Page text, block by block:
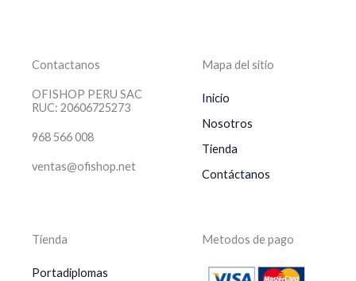
Contactanos
OFISHOP PERU SAC
RUC: 20606725273
968 566 008
ventas@ofishop.net
Mapa del sitio
Inicio
Nosotros
Tienda
Contáctanos
Tienda
Portadiplomas
Metodos de pago